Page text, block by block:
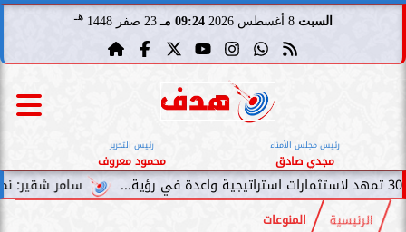
السبت 8 أغسطس 2026 09:24 مـ 23 صفر 1448 هـ
رئيس مجلس الأمناء
مجدي صادق
رئيس التحرير
محمود معروف
سامر شقير: نمو صناديق
الرئيسية المنوعات